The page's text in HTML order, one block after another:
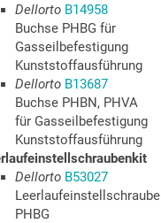
Dellorto B14958
Buchse PHBG für
Gasseilbefestigung
Kunststoffausführung
Dellorto B13687
Buchse PHBN, PHVA
für Gasseilbefestigung
Kunststoffausführung
Dellorto B53027
PHBG